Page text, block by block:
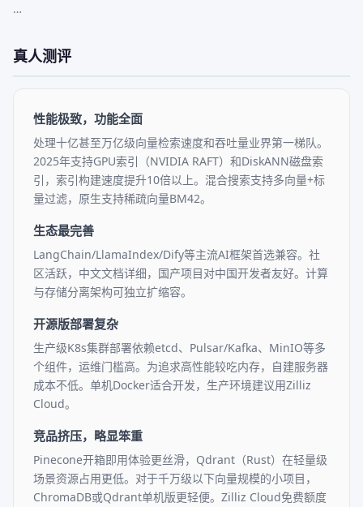
…
真人测评
性能极致，功能全面
处理十亿甚至万亿级向量检索速度和吞吐量业界第一梯队。
2025年支持GPU索引（NVIDIA RAFT）和DiskANN磁盘索
引，索引构建速度提升10倍以上。混合搜索支持多向量+标
量过滤，原生支持稀疏向量BM42。
生态最完善
LangChain/LlamaIndex/Dify等主流AI框架首选兼容。社
区活跃，中文文档详细，国产项目对中国开发者友好。计算
与存储分离架构可独立扩缩容。
开源版部署复杂
生产级K8s集群部署依赖etcd、Pulsar/Kafka、MinIO等多
个组件，运维门槛高。为追求高性能较吃内存，自建服务器
成本不低。单机Docker适合开发，生产环境建议用Zilliz
Cloud。
竞品挤压，略显笨重
Pinecone开箱即用体验更丝滑，Qdrant（Rust）在轻量级
场景资源占用更低。对于千万级以下向量规模的小项目，
ChromaDB或Qdrant单机版更轻便。Zilliz Cloud免费额度